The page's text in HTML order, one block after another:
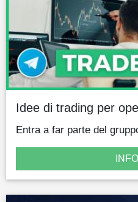
Idee di trading per
Entra a far parte del